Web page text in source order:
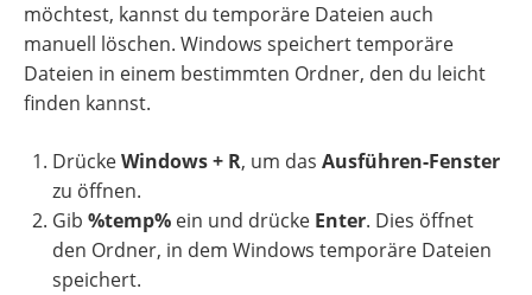
möchtest, kannst du temporäre Dateien auch
manuell löschen. Windows speichert temporäre
Dateien in einem bestimmten Ordner, den du leicht
finden kannst.
DrückeWindows + R, um das Ausführen-Fenster
zu öffnen.
Gib %temp% ein und drücke Enter. Dies öffnet
den Ordner, in dem Windows temporäre Dateien
speichert.